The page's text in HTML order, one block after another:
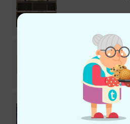
Download-Lizenz
AIR Music Technology
35
Download-Lizenz
AIR Music Technology
3
Download-Lizenz